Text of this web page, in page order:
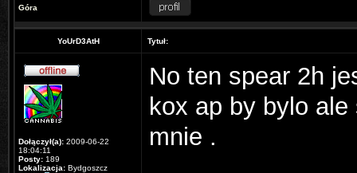
Góra
YoUrD3AtH Tytuł:
Dołączył(a): 2009-06-22
18:04:11
Posty: 189
Lokalizacja: Bydgoszcz
No ten spear 2h
kox ap by bylo
mnie .